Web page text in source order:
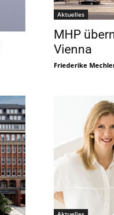
Aktuelles
MHP
Vienna
Friederike